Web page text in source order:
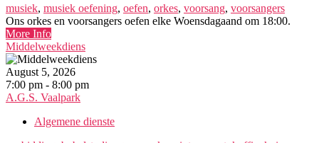
musiek, musiek oefening, oefen, orkes, voorsang, voorsangers
Ons orkes en voorsangers oefen elke Woensdagaand om 18:00.
More Info
Middelweekdiens
August 5, 2026
7:00 pm - 8:00 pm
A.G.S. Vaalpark
Algemene dienste